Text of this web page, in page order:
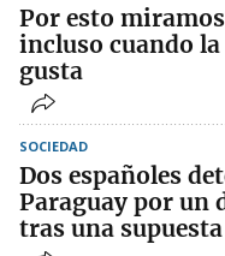
Por esto
incluso cuando
gusta
SOCIEDAD
Dos españoles
Paraguay por un
tras una